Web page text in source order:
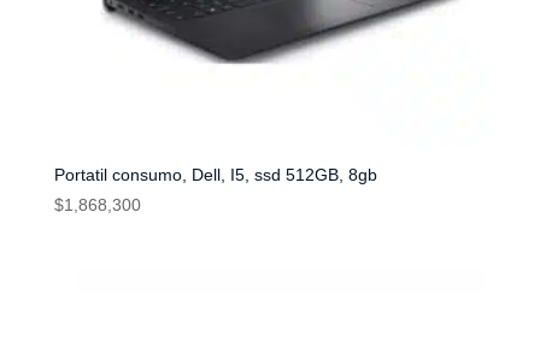
Portatil consumo, Dell, I5, ssd 512GB, 8gb
$1,868,300